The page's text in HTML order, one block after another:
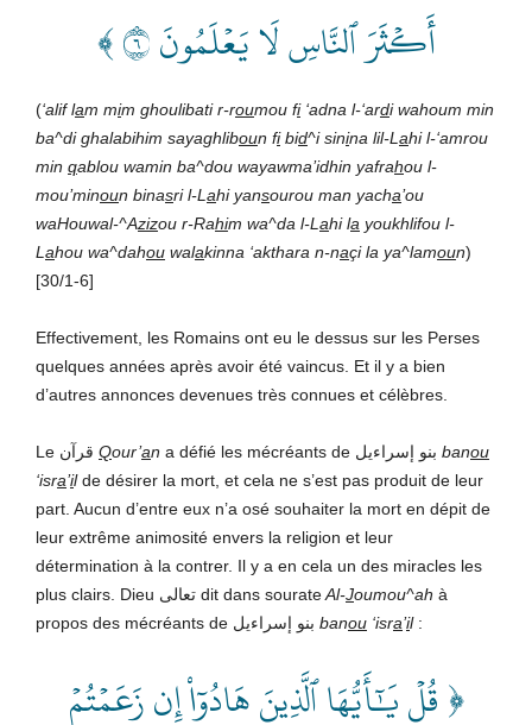
أَكۡثَرَ ٱلنَّاسِ لَا يَعۡلَمُونَ ٦ ﴾
(‘alif lam mim ghoulibati r-roumou fi‘adna l-‘ardi wahoum min
ba^di ghalabihim sayaghliboun fibid^i sinina lil-L ahi l-‘amrou
min qablou wamin ba^dou wayawma’idhin yafrahou l-
mou’minoun binasri l-L ahi yansourou man yacha’ou
waHouwal-^Azizou r-Rahim wa^da l-L ahi la youkhlifou l-
L ahou wa^dahou walakinna ‘akthara n-naçi la ya^lamoun)
[30/1-6]
Effectivement, les Romains ont eu le dessus sur les Perses
quelques années après avoir été vaincus. Et il y a bien
d’autres annonces devenues très connues et célèbres.
Le قرآن Qour’an banou
‘isra’ilde désirer la mort, et cela ne s’est pas produit de leur
part. Aucun d’entre eux n’a osé souhaiter la mort en dépit de
leur extrême animosité envers la religion et leur
détermination à la contrer. Il y a en cela un des miracles les
plus clairs. Dieu تعالى dit dans sourateAl-Joumou^ah à
banou ‘isra’il:
﴿ قُلۡ يَٰٓأَيُّهَا ٱلَّذِينَ هَادُوٓاْ إِن زَعَمۡتُمۡ